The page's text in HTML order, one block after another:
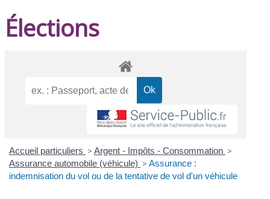
Élections
Accueil particuliers > Argent - Impôts - Consommation >
Assurance automobile (véhicule) > Assurance :
indemnisation du vol ou de la tentative de vol d'un véhicule